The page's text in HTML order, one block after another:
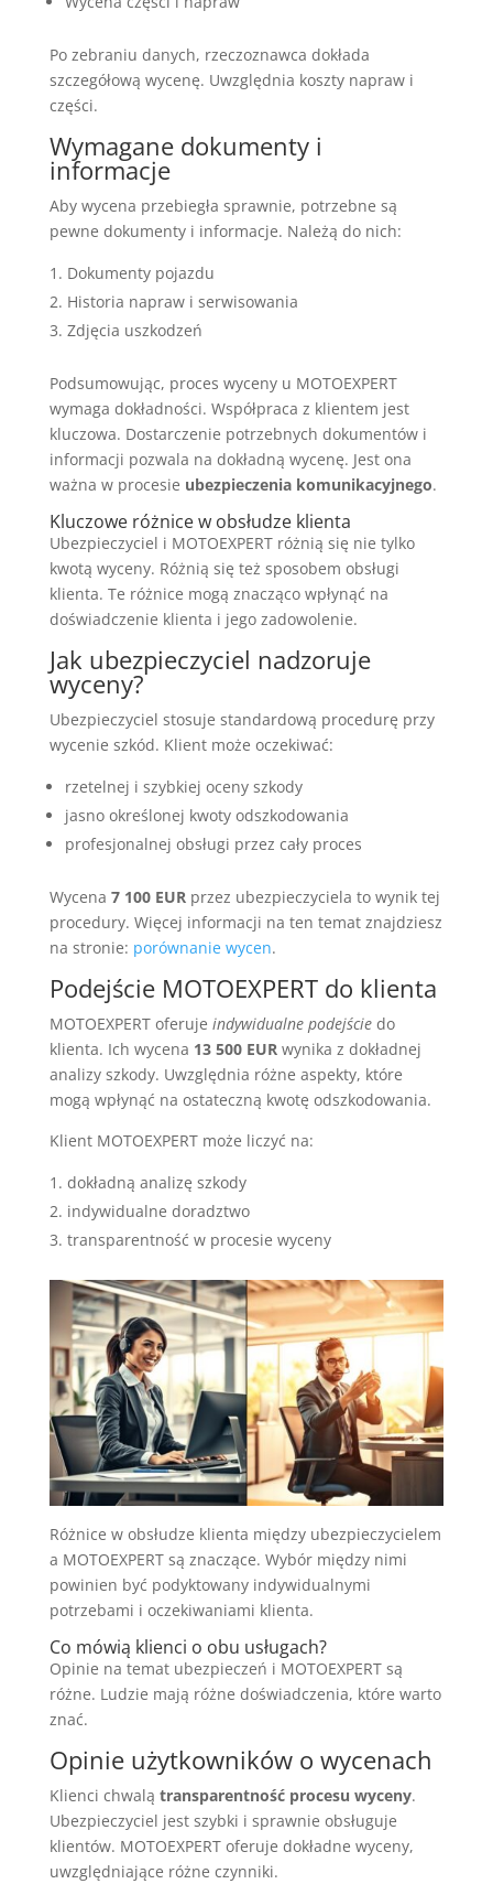
Po zebraniu danych, rzeczoznawca dokłada
szczegółową wycenę. Uwzględnia koszty napraw i
części.
Wymagane dokumenty i
informacje
Aby wycena przebiegła sprawnie, potrzebne są
pewne dokumenty i informacje. Należą do nich:
Dokumenty pojazdu
Historia napraw i serwisowania
Zdjęcia uszkodzeń
Podsumowując, proces wyceny u MOTOEXPERT
wymaga dokładności. Współpraca z klientem jest
kluczowa. Dostarczenie potrzebnych dokumentów i
informacji pozwala na dokładną wycenę. Jest ona
ważna w procesie ubezpieczenia komunikacyjnego.
Kluczowe różnice w obsłudze klienta
Ubezpieczyciel i MOTOEXPERT różnią się nie tylko
kwotą wyceny. Różnią się też sposobem obsługi
klienta. Te różnice mogą znacząco wpłynąć na
doświadczenie klienta i jego zadowolenie.
Jak ubezpieczyciel nadzoruje
wyceny?
Ubezpieczyciel stosuje standardową procedurę przy
wycenie szkód. Klient może oczekiwać:
rzetelnej i szybkiej oceny szkody
jasno określonej kwoty odszkodowania
profesjonalnej obsługi przez cały proces
Wycena 7 100 EURprzez ubezpieczyciela to wynik tej
procedury. Więcej informacji na ten temat znajdziesz
na stronie: porównanie wycen.
Podejście MOTOEXPERT do klienta
MOTOEXPERT oferuje indywidualne podejściedo
klienta. Ich wycena 13 500 EURwynika z dokładnej
analizy szkody. Uwzględnia różne aspekty, które
mogą wpłynąć na ostateczną kwotę odszkodowania.
Klient MOTOEXPERT może liczyć na:
dokładną analizę szkody
indywidualne doradztwo
transparentność w procesie wyceny
Różnice w obsłudze klienta między ubezpieczycielem
a MOTOEXPERT są znaczące. Wybór między nimi
powinien być podyktowany indywidualnymi
potrzebami i oczekiwaniami klienta.
Co mówią klienci o obu usługach?
Opinie na temat ubezpieczeń i MOTOEXPERT są
różne. Ludzie mają różne doświadczenia, które warto
znać.
Opinie użytkowników o wycenach
Klienci chwalą transparentność procesu wyceny.
Ubezpieczyciel jest szybki i sprawnie obsługuje
klientów. MOTOEXPERT oferuje dokładne wyceny,
uwzględniające różne czynniki.